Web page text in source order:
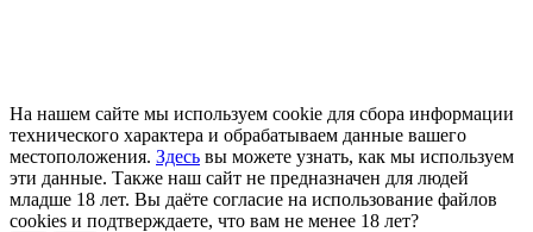
На нашем сайте мы используем cookie для сбора информации
технического характера и обрабатываем данные вашего
местоположения. Здесь вы можете узнать, как мы используем
эти данные. Также наш сайт не предназначен для людей
младше 18 лет. Вы даёте согласие на использование файлов
cookies и подтверждаете, что вам не менее 18 лет?